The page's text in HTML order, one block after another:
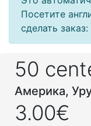
Посетите
сделать заказ:
50
Америка,
3.00€